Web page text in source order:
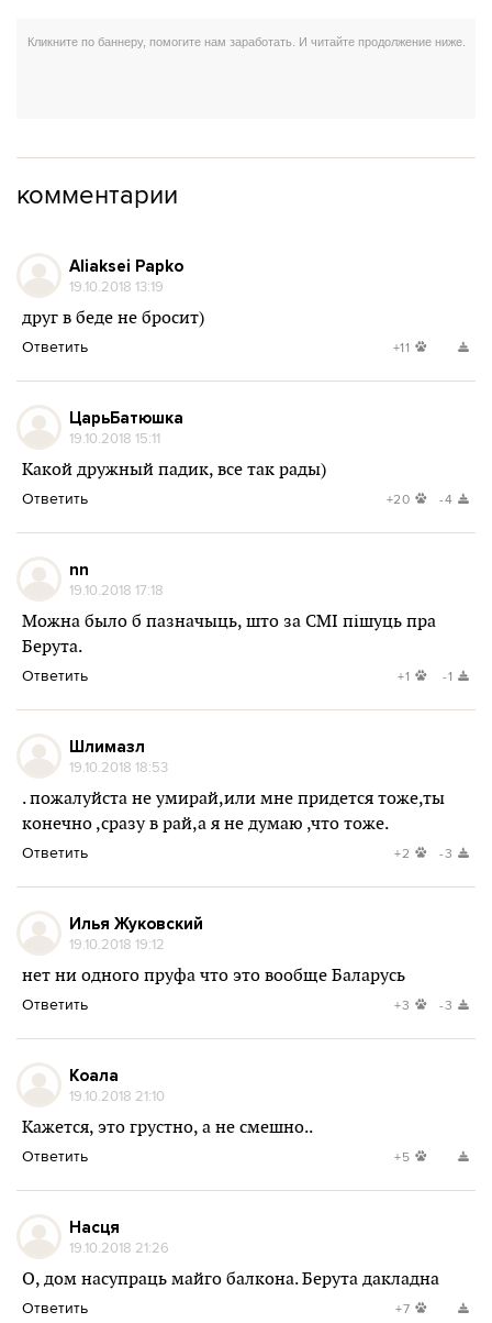
комментарии
Aliaksei Papko
19.10.2018 13:19
друг в беде не бросит)
Ответить +11
ЦарьБатюшка
19.10.2018 15:11
Какой дружный падик, все так рады)
Ответить +20 -4
nn
19.10.2018 17:18
Можна было б пазначыць, што за СМІ пішуць пра
Берута.
Ответить +1 -1
Шлимазл
19.10.2018 18:53
. пожалуйста не умирай,или мне придется тоже,ты
конечно ,сразу в рай,а я не думаю ,что тоже.
Ответить +2 -3
Илья Жуковский
19.10.2018 19:12
нет ни одного пруфа что это вообще Баларусь
Ответить +3 -3
Коала
19.10.2018 21:10
Кажется, это грустно, а не смешно..
Ответить +5
Насця
19.10.2018 21:26
О, дом насупраць майго балкона. Берута дакладна
Ответить +7